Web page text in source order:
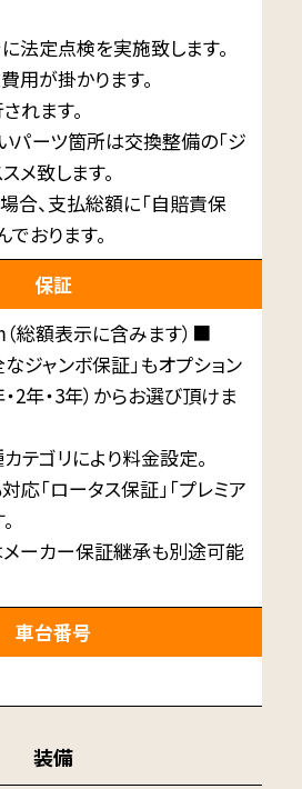
法定点検を実施致します。
用が掛かります。
れます。
パーツ箇所は交換整備の「ジ
メ致します。
合、支払総額に「自賠責保
でおります。
保証
総額表示に含みます）■
ジャンボ保証」もオプション
2年・3年）からお選び頂けま
ゴリにより料金設定。
「ロータス保証」「プレミア
ーカー保証継承も別途可能
車台番号
装備